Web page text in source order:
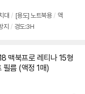
대 / [용도] 노트북용 / 액
지 / 경도:3H
맥북프로 레티나 15형
필름 (액정 1매)